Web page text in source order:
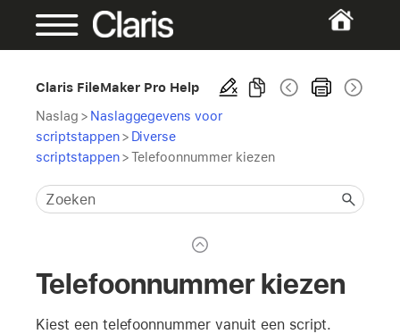
Claris FileMaker Pro Help
Naslag > Naslaggegevens voor
scriptstappen > Diverse
scriptstappen >Telefoonnummer kiezen
Telefoonnummer kiezen
Kiest een telefoonnummer vanuit een script.